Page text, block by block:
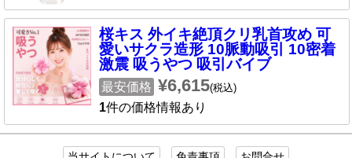
桜キス 外イキ絶頂クリ乳首攻め 可
愛いサクラ造形 10脈動吸引 10密着
激震 吸うやつ 吸引バイブ
最安価格 ¥6,615(税込)
1件の価格情報あり